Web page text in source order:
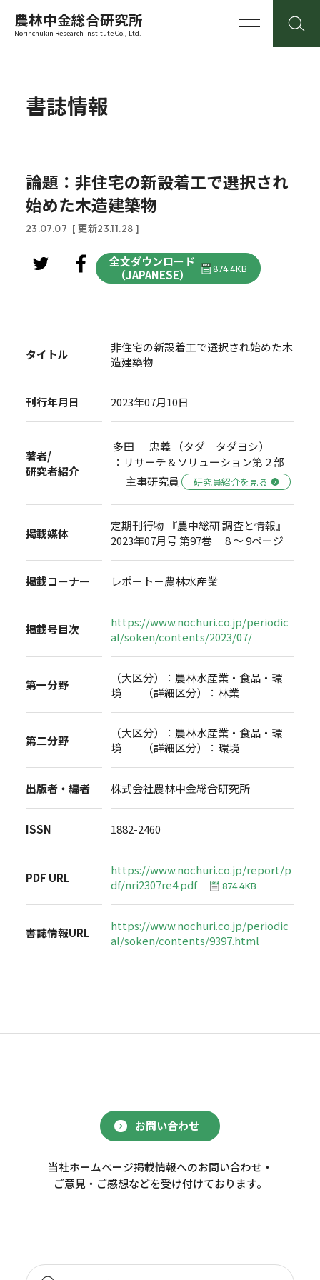
農林中金総合研究所
Norinchukin Research Institute Co., Ltd.
書誌情報
論題：非住宅の新設着工で選択され
始めた木造建築物
23.07.07 [ 更新23.11.28 ]
全文ダウンロード
（JAPANESE）
874.4KB
タイトル
非住宅の新設着工で選択され始めた木
造建築物
刊行年月日 2023年07月10日
著者/
研究者紹介
多田 忠義 （タダ タダヨシ）
：リサーチ＆ソリューション第２部
主事研究員
研究員紹介を見る
掲載媒体
定期刊行物 『農中総研 調査と情報』
2023年07月号 第97巻 8 ～ 9ページ
掲載コーナー レポート－農林水産業
掲載号目次
https://www.nochuri.co.jp/periodic
al/soken/contents/2023/07/
第一分野
（大区分）：農林水産業・食品・環
境 （詳細区分）：林業
第二分野
（大区分）：農林水産業・食品・環
境 （詳細区分）：環境
出版者・編者 株式会社農林中金総合研究所
ISSN 1882-2460
PDF URL
https://www.nochuri.co.jp/report/p
df/nri2307re4.pdf
874.4KB
書誌情報URL
https://www.nochuri.co.jp/periodic
al/soken/contents/9397.html
お問い合わせ
当社ホームページ掲載情報へのお問い合わせ・
ご意見・ご感想などを受け付けております。